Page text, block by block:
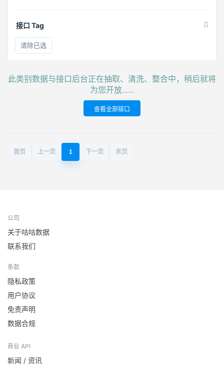
接口 Tag
清除已选
此类别数据与接口后台正在抽取、清洗、整合中，稍后就将
为您开放......
查看全部接口
首页 上一页 1 下一页 末页
公司
关于咕咕数据
联系我们
条款
隐私政策
用户协议
免责声明
数据合规
商业 API
新闻 / 资讯